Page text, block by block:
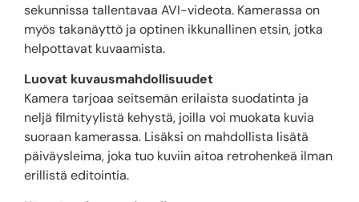
sekunnissa tallentavaa AVI-videota. Kamerassa on
myös takanäyttö ja optinen ikkunallinen etsin, jotka
helpottavat kuvaamista.
Luovat kuvausmahdollisuudet
Kamera tarjoaa seitsemän erilaista suodatinta ja
neljä filmityylistä kehystä, joilla voi muokata kuvia
suoraan kamerassa. Lisäksi on mahdollista lisätä
päiväysleima, joka tuo kuviin aitoa retrohenkeä ilman
erillistä editointia.